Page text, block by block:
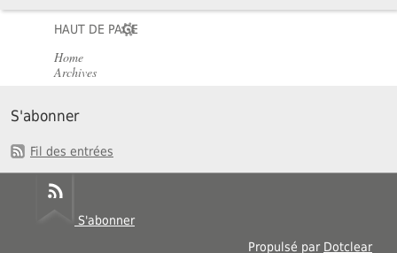
HAUT DE PAGE
Home
Archives
S'abonner
Fil des entrées
S'abonner
Propulsé par Dotclear